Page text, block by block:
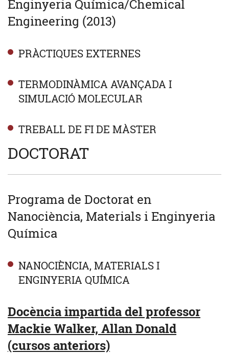
Enginyeria Química/Chemical
Engineering (2013)
PRÀCTIQUES EXTERNES
TERMODINÀMICA AVANÇADA I
SIMULACIÓ MOLECULAR
TREBALL DE FI DE MÀSTER
DOCTORAT
Programa de Doctorat en
Nanociència, Materials i Enginyeria
Química
NANOCIÈNCIA, MATERIALS I
ENGINYERIA QUÍMICA
Docència impartida del professor
Mackie Walker, Allan Donald
(cursos anteriors)